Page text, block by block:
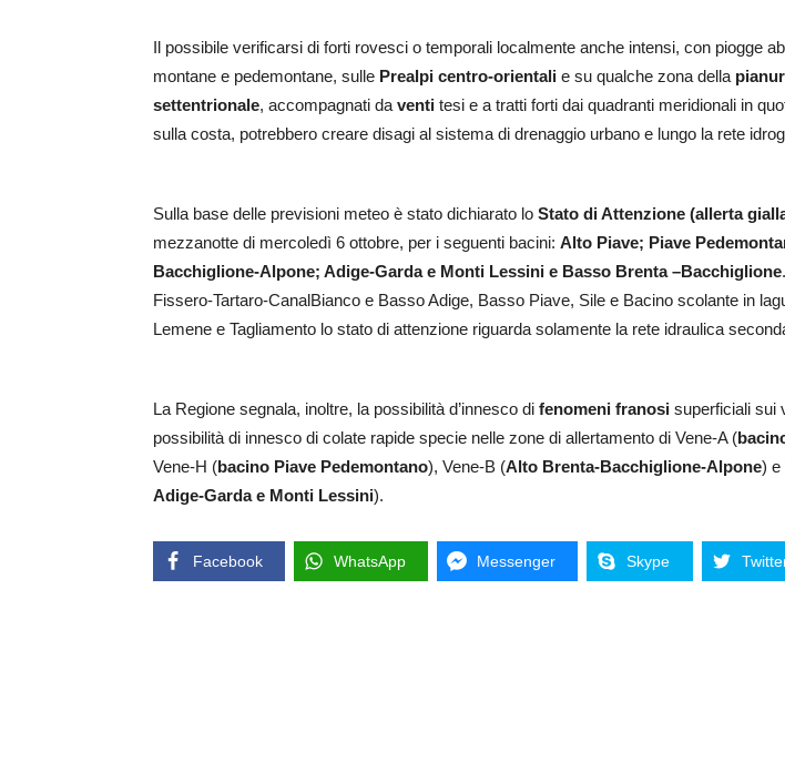
Il possibile verificarsi di forti rovesci o temporali localmente anche intensi, con piogge
montane e pedemontane, sulle Prealpi centro-orientali e su qualche zona della
settentrionale, accompagnati da venti tesi e a tratti forti dai quadranti meridionali in
sulla costa, potrebbero creare disagi al sistema di drenaggio urbano e lungo la rete
Sulla base delle previsioni meteo è stato dichiarato lo Stato di Attenzione (allerta
mezzanotte di mercoledì 6 ottobre, per i seguenti bacini: Alto Piave; Piave
Bacchiglione-Alpone; Adige-Garda e Monti Lessini e Basso Brenta –Bacchiglione
Fissero-Tartaro-CanalBianco e Basso Adige, Basso Piave, Sile e Bacino scolante in
Lemene e Tagliamento lo stato di attenzione riguarda solamente la rete idraulica
La Regione segnala, inoltre, la possibilità d’innesco di fenomeni franosi superficiali sui
possibilità di innesco di colate rapide specie nelle zone di allertamento di Vene-A (
Vene-H (bacino Piave Pedemontano), Vene-B (Alto Brenta-Bacchiglione-Alpone) e
Adige-Garda e Monti Lessini).
Facebook WhatsApp Messenger Skype